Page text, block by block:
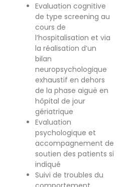
Evaluation cognitive
de type screening au
cours de
l’hospitalisation et via
la réalisation d’un
bilan
neuropsychologique
exhaustif en dehors
de la phase aiguë en
hôpital de jour
gériatrique
Evaluation
psychologique et
accompagnement de
soutien des patients si
indiqué
Suivi de troubles du